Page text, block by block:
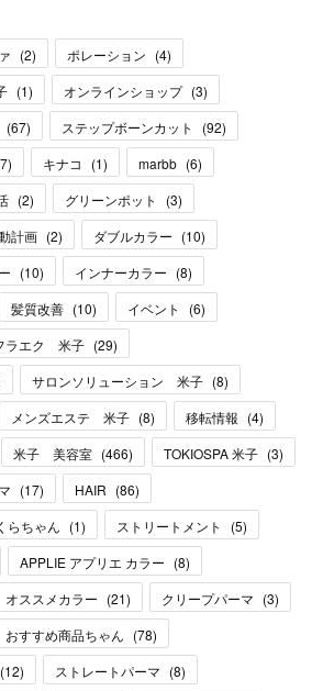
(2) ポレーション (4)
(1) オンラインショップ (3)
(67) ステップボーンカット (92)
) キナコ (1) marbb (6)
(2) グリーンポット (3)
計画 (2) ダブルカラー (10)
(10) インナーカラー (8)
髪質改善 (10) イベント (6)
ラエク 米子 (29)
サロンソリューション 米子 (8)
メンズエステ 米子 (8) 移転情報 (4)
米子 美容室 (466) TOKIOSPA 米子 (3)
(17) HAIR (86)
らちゃん (1) ストリートメント (5)
APPLIE アプリエ カラー (8)
オススメカラー (21) クリープパーマ (3)
おすすめ商品ちゃん (78)
(12) ストレートパーマ (8)